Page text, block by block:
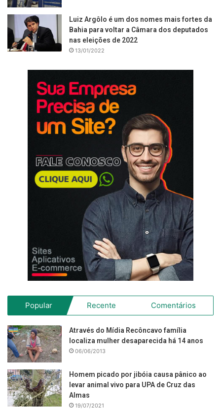
Luiz Argôlo é um dos nomes mais fortes da
Bahia para voltar a Câmara dos deputados
nas eleições de 2022
13/01/2022
Popular Recente Comentários
Através do Mídia Recôncavo família
localiza mulher desaparecida há 14 anos
06/06/2013
Homem picado por jibóia causa pânico ao
levar animal vivo para UPA de Cruz das
Almas
19/07/2021